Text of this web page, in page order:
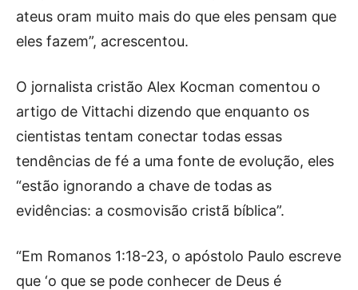
ateus oram muito mais do que eles pensam que
eles fazem”, acrescentou.
O jornalista cristão Alex Kocman comentou o
artigo de Vittachi dizendo que enquanto os
cientistas tentam conectar todas essas
tendências de fé a uma fonte de evolução, eles
“estão ignorando a chave de todas as
evidências: a cosmovisão cristã bíblica”.
“Em Romanos 1:18-23, o apóstolo Paulo escreve
que ‘o que se pode conhecer de Deus é